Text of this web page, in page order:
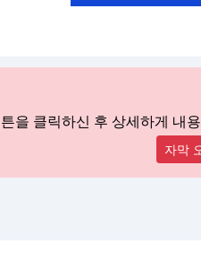
을 클릭하신 후 상세하게 내
자막